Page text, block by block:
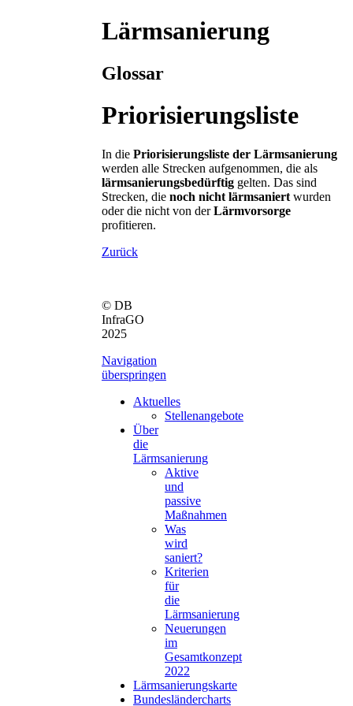
Lärmsanierung
Glossar
Priorisierungsliste
In die Priorisierungsliste der Lärmsanierung
werden alle Strecken aufgenommen, die als
lärmsanierungsbedürftiggelten. Das sind
Strecken, die noch nicht lärmsaniertwurden
oder die nicht von derLärmvorsorge
profitieren.
Zurück
© DB
InfraGO
2025
Navigation
überspringen
Aktuelles
Stellenangebote
Über
die
Lärmsanierung
Aktive
und
passive
Maßnahmen
Was
wird
saniert?
Kriterien
für
die
Lärmsanierung
Neuerungen
im
Gesamtkonzept
2022
Lärmsanierungskarte
Bundesländercharts